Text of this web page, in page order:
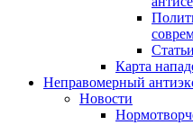
Карта
Неправомерный
Новости